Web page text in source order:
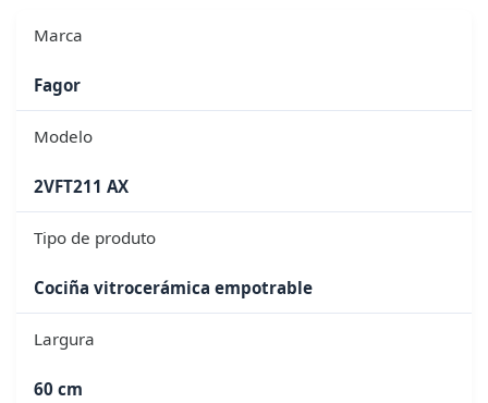
Marca
Fagor
Modelo
2VFT211 AX
Tipo de produto
Cociña vitrocerámica empotrable
Largura
60 cm